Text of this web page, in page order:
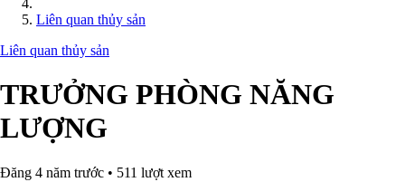
Liên quan thủy sản
Liên quan thủy sản
TRƯỞNG PHÒNG NĂNG
LƯỢNG
Đăng 4 năm trước • 511 lượt xem